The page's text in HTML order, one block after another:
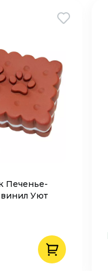
Печенье-
винил Уют